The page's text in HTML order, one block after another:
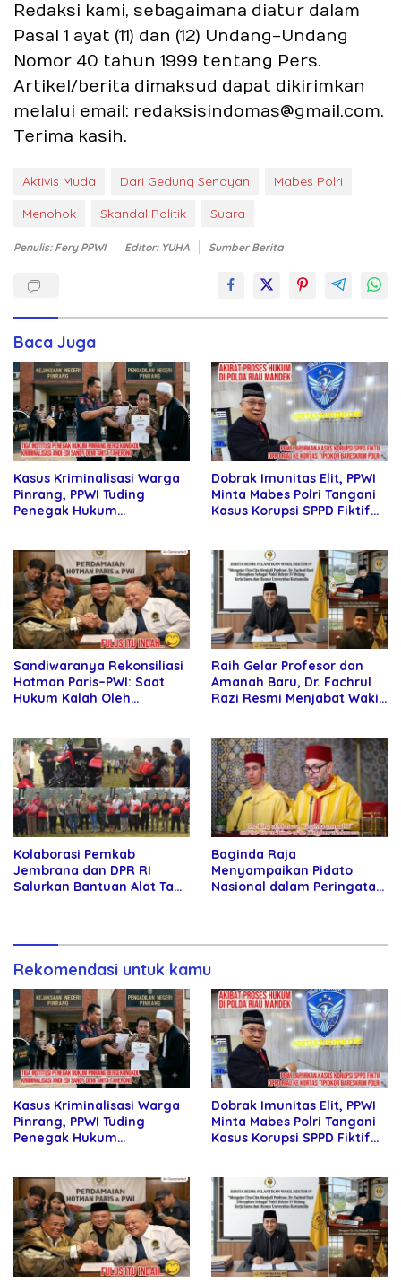
Redaksi kami, sebagaimana diatur dalam
Pasal 1 ayat (11) dan (12) Undang-Undang
Nomor 40 tahun 1999 tentang Pers.
Artikel/berita dimaksud dapat dikirimkan
melalui email: redaksisindomas@gmail.com.
Terima kasih.
Aktivis Muda Dari Gedung Senayan
Mabes Polri
Menohok
Skandal Politik Suara
Penulis: Fery PPWI Editor: YUHA Sumber Berita
Baca Juga
Kasus Kriminalisasi Warga
Pinrang, PPWI Tuding
Penegak Hukum
Dobrak Imunitas Elit, PPWI
Minta Mabes Polri Tangani
Kasus Korupsi SPPD Fiktif
Sandiwaranya Rekonsiliasi
Hotman Paris–PWI: Saat
Hukum Kalah Oleh
Raih Gelar Profesor dan
Amanah Baru, Dr. Fachrul
Razi Resmi Menjabat Wakil
Kolaborasi Pemkab
Jembrana dan DPR RI
Salurkan Bantuan Alat Tani
Baginda Raja
Menyampaikan Pidato
Nasional dalam Peringatan
Rekomendasi untuk kamu
Kasus Kriminalisasi Warga
Pinrang, PPWI Tuding
Penegak Hukum
Dobrak Imunitas Elit, PPWI
Minta Mabes Polri Tangani
Kasus Korupsi SPPD Fiktif